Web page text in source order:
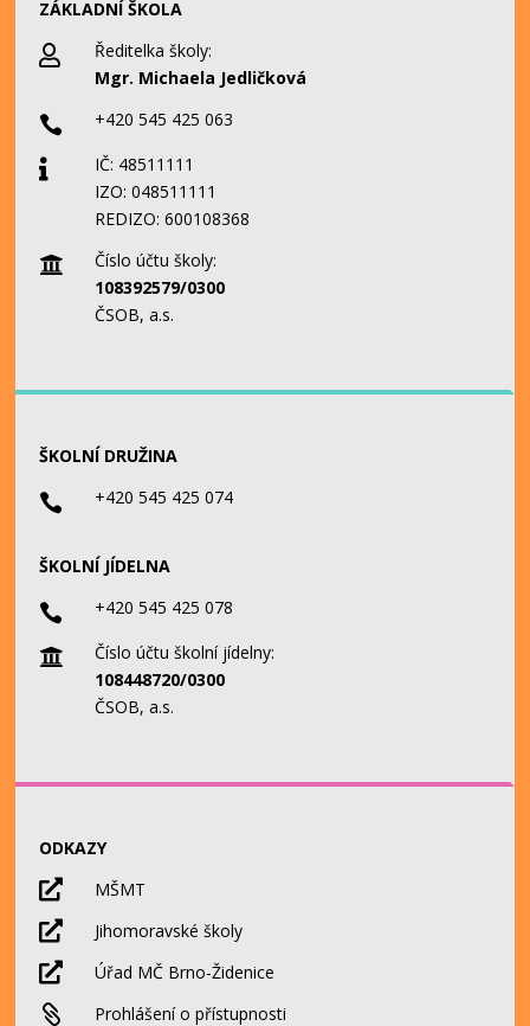
ZÁKLADNÍ ŠKOLA

Ředitelka školy:
Mgr. Michaela Jedličková
 +420 545 425 063

IČ: 48511111
IZO: 048511111
REDIZO: 600108368

Číslo účtu školy:
108392579/0300
ČSOB, a.s.
ŠKOLNÍ DRUŽINA
 +420 545 425 074
ŠKOLNÍ JÍDELNA
 +420 545 425 078

Číslo účtu školní jídelny:
108448720/0300
ČSOB, a.s.
ODKAZY
 MŠMT
 Jihomoravské školy
 Úřad MČ Brno-Židenice
 Prohlášení o přístupnosti